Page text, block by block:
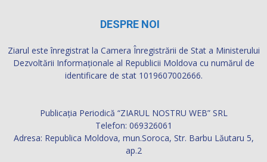
DESPRE NOI
Ziarul este înregistrat la Camera Înregistrării de Stat a Ministerului
Dezvoltării Informaţionale al Republicii Moldova cu numărul de
identificare de stat 1019607002666.
Publicația Periodică “ZIARUL NOSTRU WEB” SRL
Telefon: 069326061
Adresa: Republica Moldova, mun.Soroca, Str. Barbu Lăutaru 5,
ap.2